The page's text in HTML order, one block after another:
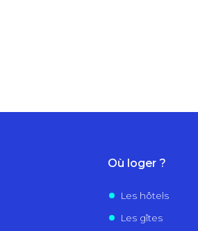
Où loger ?
Les hôtels
Les gîtes